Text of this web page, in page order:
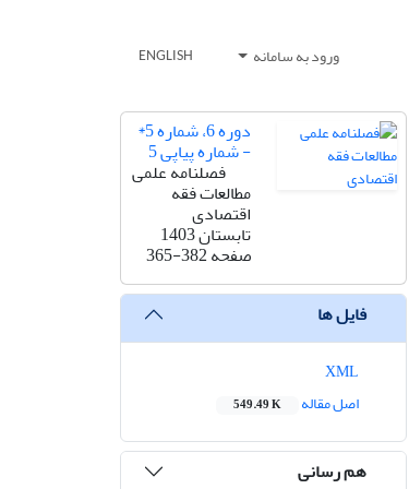
ورود به سامانه ENGLISH
دوره 6، شماره 5*
- شماره پیاپی 5
فصلنامه علمی
مطالعات فقه
اقتصادی
تابستان 1403
صفحه365-382
فایل ها
اصل مقاله
549.49 K
هم رسانی